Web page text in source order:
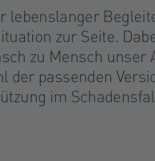
lebenslanger
zur Seite.
zu Mensch unser
der passenden
im